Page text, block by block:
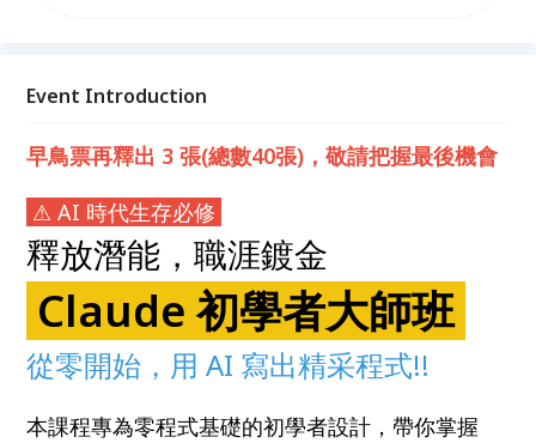
Event Introduction
早鳥票再釋出 3 張(總數40張)，敬請把握最後機會
⚠ AI 時代生存必修
釋放潛能，職涯鍍金
Claude 初學者大師班
從零開始，用 AI 寫出精采程式!!
本課程專為零程式基礎的初學者設計，帶你掌握